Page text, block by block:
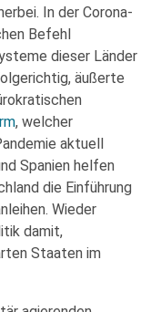
In der Corona-
Befehl
dieser Länder
äußerte
, welcher
aktuell
Spanien helfen
die Einführung
Wieder
damit,
Staaten im